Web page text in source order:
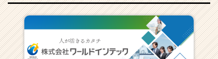
る
た
長
を